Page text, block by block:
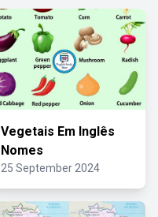
Vegetais Em Inglês
Nomes
25 September 2024